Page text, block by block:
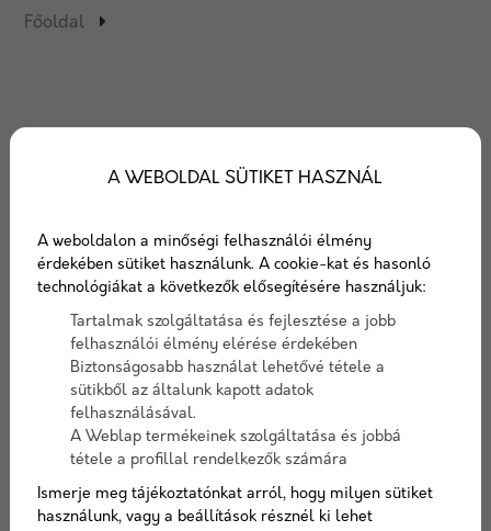
Főoldal
FAANYAG
A WEBOLDAL SÜTIKET HASZNÁL
A weboldalon a minőségi felhasználói élmény
érdekében sütiket használunk. A cookie-kat és hasonló
technológiákat a következők elősegítésére használjuk:
Tartalmak szolgáltatása és fejlesztése a jobb
felhasználói élmény elérése érdekében
Biztonságosabb használat lehetővé tétele a
sütikből az általunk kapott adatok
felhasználásával.
A Weblap termékeinek szolgáltatása és jobbá
tétele a profillal rendelkezők számára
Ismerje meg tájékoztatónkat arról, hogy milyen sütiket
használunk, vagy a beállítások résznél ki lehet